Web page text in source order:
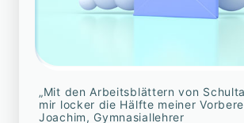
„Mit den Arbeitsblättern von
mir locker die Hälfte meiner
Joachim, Gymnasiallehrer